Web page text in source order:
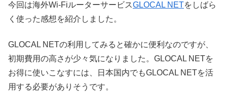
今回は海外Wi-FiルーターサービスGLOCAL NETをしばら
く使った感想を紹介しました。
GLOCAL NETの利用してみると確かに便利なのですが、
初期費用の高さが少々気になりました。GLOCAL NETを
お得に使いこなすには、日本国内でもGLOCAL NETを活
用する必要がありそうです。